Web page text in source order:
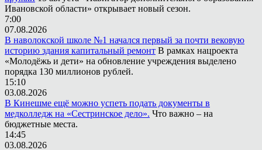
Ивановской области» открывает новый сезон.
7:00
07.08.2026
В наволокской школе №1 начался первый за почти вековую
историю здания капитальный ремонт В рамках нацроекта
«Молодёжь и дети» на обновление учреждения выделено
порядка 130 миллионов рублей.
15:10
03.08.2026
В Кинешме ещё можно успеть подать документы в
медколледж на «Сестринское дело». Что важно – на
бюджетные места.
14:45
03.08.2026